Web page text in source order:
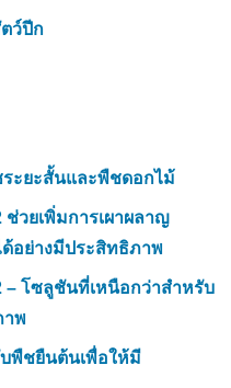
ว์ปีก
ะยะสั้นและพืชดอกไม้
วยเพิ่มการเผาผลาญ
อย่างมีประสิทธิภาพ
โซลูชันที่เหนือกว่าสำหรับ
าพ
พืชยืนต้นเพื่อให้มี